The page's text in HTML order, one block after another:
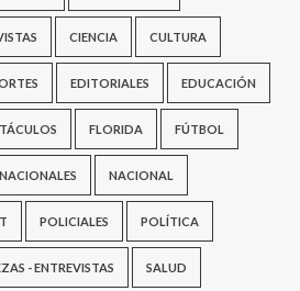
CIENCIA CULTURA
EDITORIALES EDUCACIÓN
FLORIDA FÚTBOL
NACIONAL
POLICIALES POLÍTICA
- ENTREVISTAS SALUD